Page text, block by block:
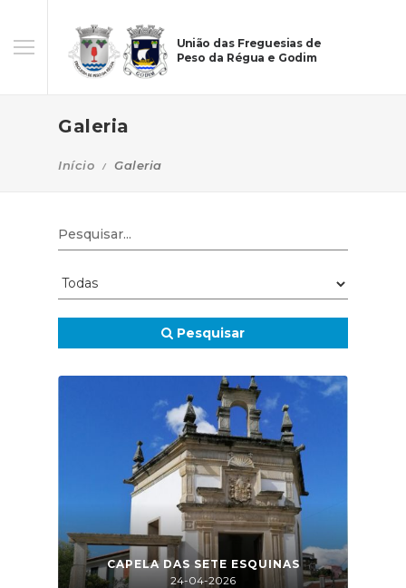
União das Freguesias de
Peso da Régua e Godim
Galeria
Início Galeria
Pesquisar
CAPELA DAS SETE ESQUINAS
24-04-2026